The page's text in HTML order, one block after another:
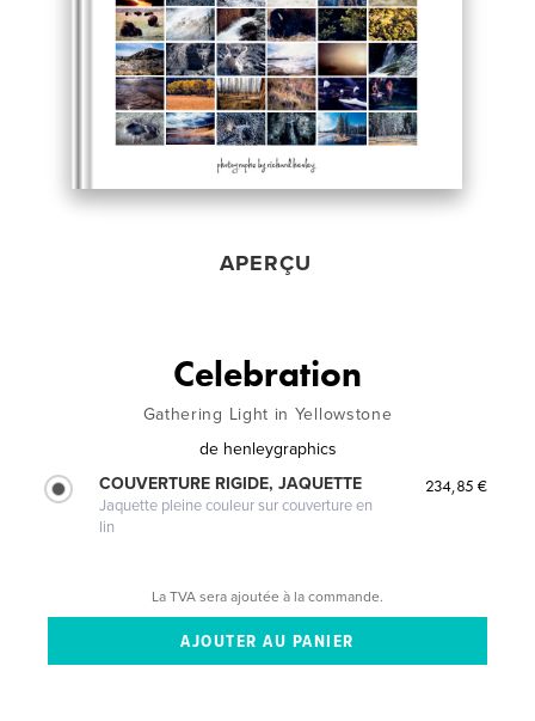
APERÇU
Celebration
Gathering Light in Yellowstone
de henleygraphics
COUVERTURE RIGIDE, JAQUETTE
Jaquette pleine couleur sur couverture en
lin
234,85 €
La TVA sera ajoutée à la commande.